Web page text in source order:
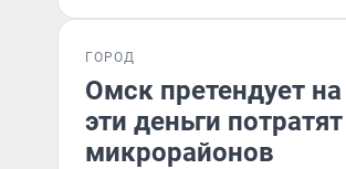
ГОРОД
Омск претендует
эти деньги
микрорайонов